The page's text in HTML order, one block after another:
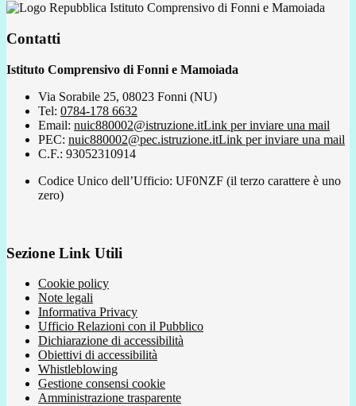
Istituto Comprensivo di Fonni e Mamoiada
Contatti
Istituto Comprensivo di Fonni e Mamoiada
Via Sorabile 25, 08023 Fonni (NU)
Tel: 0784-178 6632
Email: nuic880002@istruzione.itLink per inviare una mail
PEC: nuic880002@pec.istruzione.itLink per inviare una mail
C.F.: 93052310914
Codice Unico dell’Ufficio: UF0NZF (il terzo carattere è uno
zero)
Sezione Link Utili
Cookie policy
Note legali
Informativa Privacy
Ufficio Relazioni con il Pubblico
Dichiarazione di accessibilità
Obiettivi di accessibilità
Whistleblowing
Gestione consensi cookie
Amministrazione trasparente